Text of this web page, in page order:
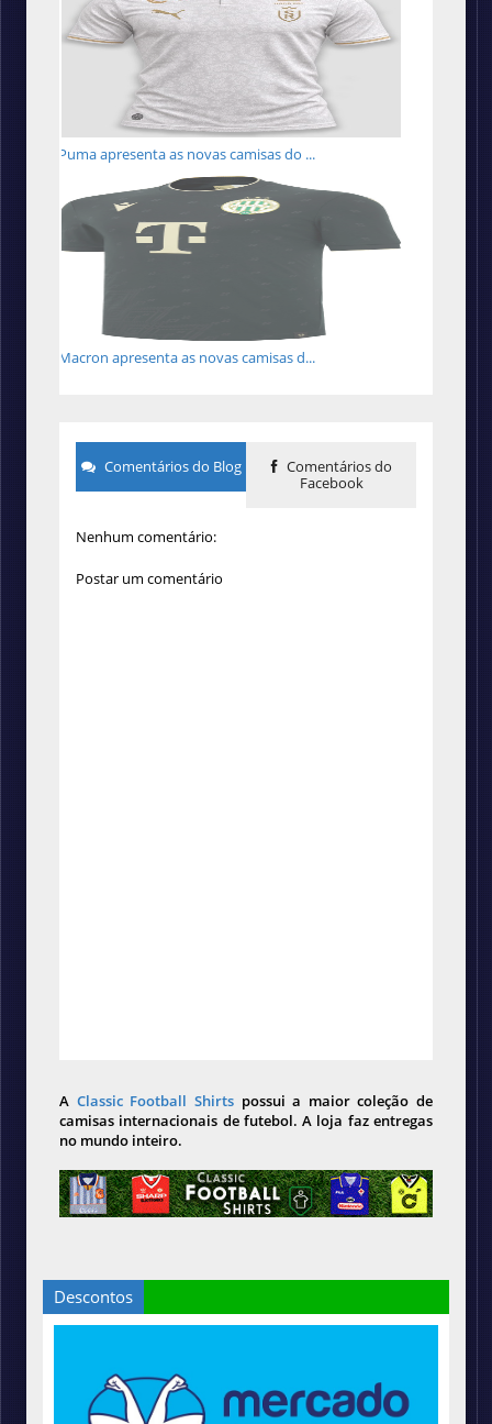
Puma apresenta as novas camisas do ...
Macron apresenta as novas camisas d...
Comentários do Blog
Comentários do
Facebook
Nenhum comentário:
Postar um comentário
A Classic Football Shirts possui a maior coleção de
camisas internacionais de futebol. A loja faz entregas
no mundo inteiro.
Descontos